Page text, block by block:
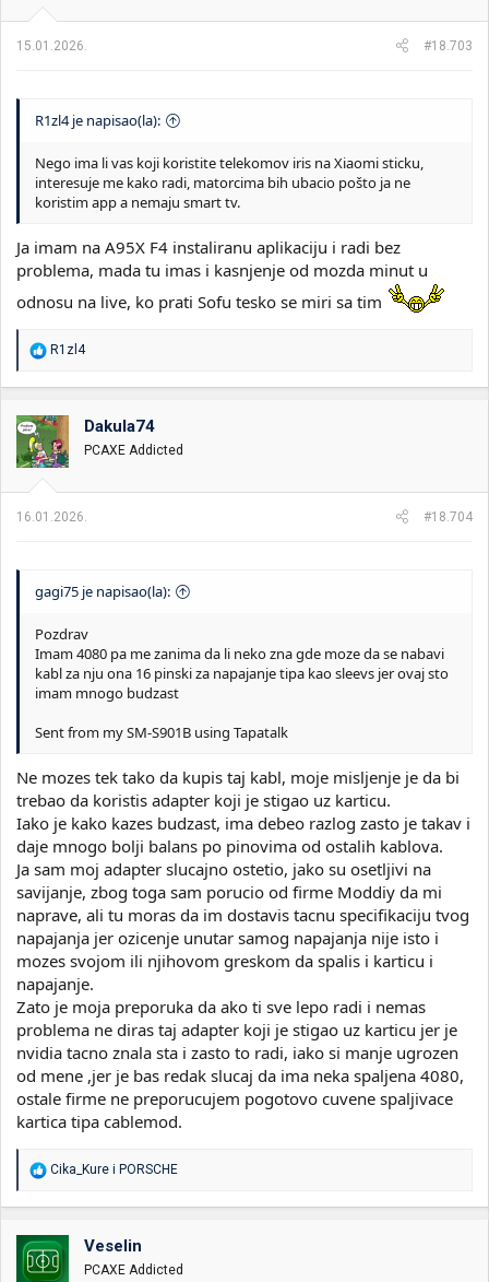
15.01.2026. #18.703
R1zl4 je napisao(la):
Nego ima li vas koji koristite telekomov iris na Xiaomi sticku,
interesuje me kako radi, matorcima bih ubacio pošto ja ne
koristim app a nemaju smart tv.
Ja imam na A95X F4 instaliranu aplikaciju i radi bez
problema, mada tu imas i kasnjenje od mozda minut u
odnosu na live, ko prati Sofu tesko se miri sa tim
R
a
o
v
a
n
:
R1zl4
Dakula74
PCAXE Addicted
16.01.2026. #18.704
gagi75 je napisao(la):
Pozdrav
Imam 4080 pa me zanima da li neko zna gde moze da se nabavi
kabl za nju ona 16 pinski za napajanje tipa kao sleevs jer ovaj sto
imam mnogo budzast
Sent from my SM-S901B using Tapatalk
Ne mozes tek tako da kupis taj kabl, moje misljenje je da bi
trebao da koristis adapter koji je stigao uz karticu.
Iako je kako kazes budzast, ima debeo razlog zasto je takav i
daje mnogo bolji balans po pinovima od ostalih kablova.
Ja sam moj adapter slucajno ostetio, jako su osetljivi na
savijanje, zbog toga sam porucio od firme Moddiy da mi
naprave, ali tu moras da im dostavis tacnu specifikaciju tvog
napajanja jer ozicenje unutar samog napajanja nije isto i
mozes svojom ili njihovom greskom da spalis i karticu i
napajanje.
Zato je moja preporuka da ako ti sve lepo radi i nemas
problema ne diras taj adapter koji je stigao uz karticu jer je
nvidia tacno znala sta i zasto to radi, iako si manje ugrozen
od mene ,jer je bas redak slucaj da ima neka spaljena 4080,
ostale firme ne preporucujem pogotovo cuvene spaljivace
kartica tipa cablemod.
R
a
o
v
a
Cika_Kure i PORSCHE
Veselin
PCAXE Addicted